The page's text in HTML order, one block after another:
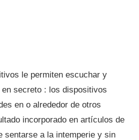
le permiten escuchar y
secreto : los dispositivos
en o alrededor de otros
incorporado en artículos de
sentarse a la intemperie y sin